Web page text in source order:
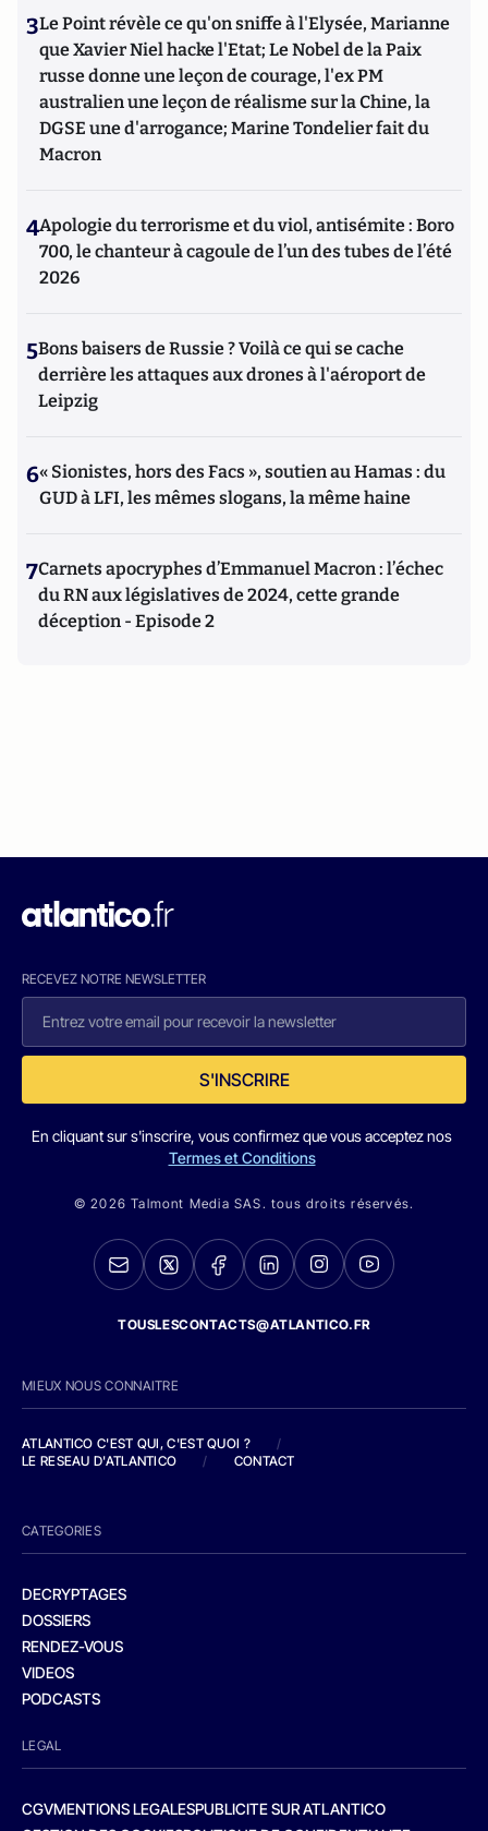
3Le Point révèle ce qu'on sniffe à l'Elysée, Marianne
que Xavier Niel hacke l'Etat; Le Nobel de la Paix
russe donne une leçon de courage, l'ex PM
australien une leçon de réalisme sur la Chine, la
DGSE une d'arrogance; Marine Tondelier fait du
Macron
4Apologie du terrorisme et du viol, antisémite : Boro
700, le chanteur à cagoule de l’un des tubes de l’été
2026
5Bons baisers de Russie ? Voilà ce qui se cache
derrière les attaques aux drones à l'aéroport de
Leipzig
6« Sionistes, hors des Facs », soutien au Hamas : du
GUD à LFI, les mêmes slogans, la même haine
7Carnets apocryphes d’Emmanuel Macron : l’échec
du RN aux législatives de 2024, cette grande
déception - Episode 2
RECEVEZ NOTRE NEWSLETTER
S'INSCRIRE
En cliquant sur s'inscrire, vous confirmez que vous acceptez nos
Termes et Conditions
© 2026 Talmont Media SAS. tous droits réservés.
TOUSLESCONTACTS@ATLANTICO.FR
MIEUX NOUS CONNAITRE
ATLANTICO C'EST QUI, C'EST QUOI ?
/
LE RESEAU D'ATLANTICO
/ CONTACT
CATEGORIES
DECRYPTAGES
DOSSIERS
RENDEZ-VOUS
VIDEOS
PODCASTS
LEGAL
CGVMENTIONS LEGALESPUBLICITE SUR ATLANTICO